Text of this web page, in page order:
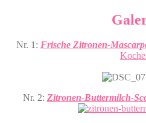
Nr. 1: Frische Zitronen-
Nr. 2: Zitronen-Buttermilch-